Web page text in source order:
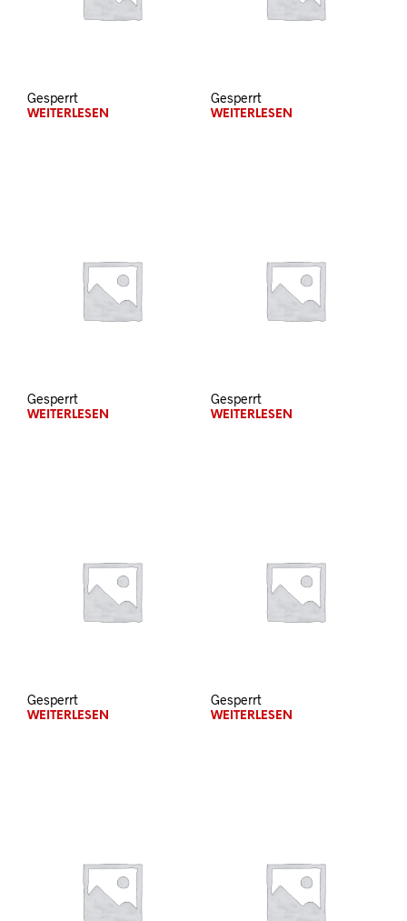
Gesperrt
WEITERLESEN
Gesperrt
WEITERLESEN
Gesperrt
WEITERLESEN
Gesperrt
WEITERLESEN
Gesperrt
WEITERLESEN
Gesperrt
WEITERLESEN